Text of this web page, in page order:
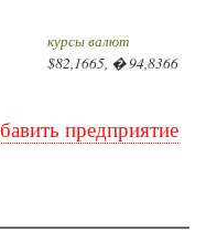
курсы валют
$82,1665, � 94,8366
предприятие